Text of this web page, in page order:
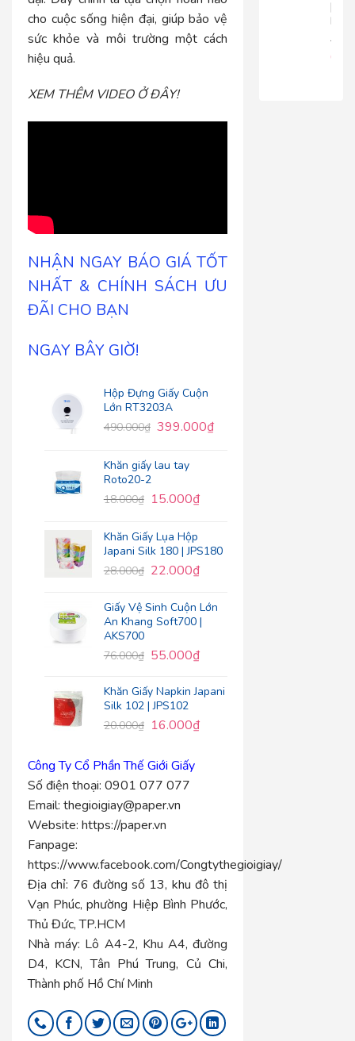
cho cuộc sống hiện đại, giúp bảo vệ
sức khỏe và môi trường một cách
hiệu quả.
XEM THÊM VIDEO Ở ĐÂY!
NHẬN NGAY BÁO GIÁ TỐT
NHẤT & CHÍNH SÁCH ƯU
ĐÃI CHO BẠN
NGAY BÂY GIỜ!
Hộp Đựng Giấy Cuộn
Lớn RT3203A
490.000₫ 399.000₫
Khăn giấy lau tay
Roto20-2
18.000₫ 15.000₫
Khăn Giấy Lụa Hộp
Japani Silk 180 | JPS180
28.000₫ 22.000₫
Giấy Vệ Sinh Cuộn Lớn
An Khang Soft700 |
AKS700
76.000₫ 55.000₫
Khăn Giấy Napkin Japani
Silk 102 | JPS102
20.000₫ 16.000₫
Công Ty Cổ Phần Thế Giới Giấy
Số điện thoại: 0901 077 077
Email: thegioigiay@paper.vn
Website: https://paper.vn
Fanpage:
https://www.facebook.com/Congtythegioigiay/
Địa chỉ: 76 đường số 13, khu đô thị
Vạn Phúc, phường Hiệp Bình Phước,
Thủ Đức, TP.HCM
Nhà máy: Lô A4-2, Khu A4, đường
D4, KCN, Tân Phú Trung, Củ Chi,
Thành phố Hồ Chí Minh
|
RT816